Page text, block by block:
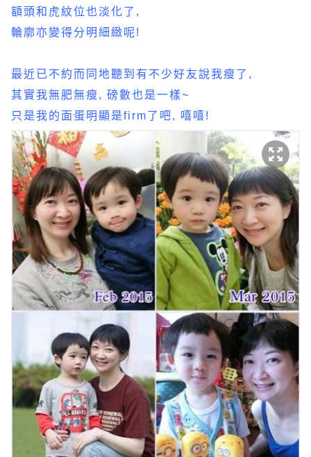
額頭和虎紋位也淡化了,
輪廓亦變得分明細緻呢!
最近已不約而同地聽到有不少好友說我瘦了,
其實我無肥無瘦, 磅數也是一樣~
只是我的面蛋明顯是firm了吧, 嘻嘻!